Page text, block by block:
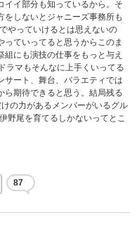
イイ部分も知っているから。そ
しないとジャニーズ事務所も
やっていけるとは思えないの
ていってると思うからこのま
にも演技の仕事をもっと与え
ラマもそんなに上手くいってる
サート、舞台、バラエティでは
ら期待できると思う。結局残る
の力があるメンバーがいるグル
野尾を育てるしかないってとこ
87